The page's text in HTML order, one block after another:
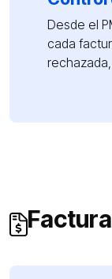
Desde el
cada